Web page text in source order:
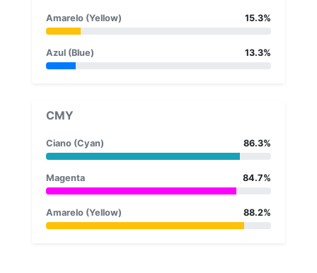
Amarelo (Yellow) 15.3%
Azul (Blue) 13.3%
CMY
Ciano (Cyan) 86.3%
Magenta 84.7%
Amarelo (Yellow) 88.2%